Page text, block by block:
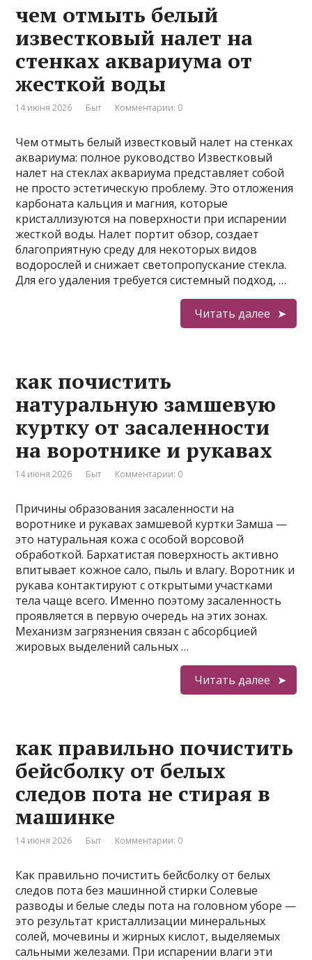
чем отмыть белый
известковый налет на
стенках аквариума от
жесткой воды
14 июня 2026 Быт Комментарии: 0
Чем отмыть белый известковый налет на стенках
аквариума: полное руководство Известковый
налет на стеклах аквариума представляет собой
не просто эстетическую проблему. Это отложения
карбоната кальция и магния, которые
кристаллизуются на поверхности при испарении
жесткой воды. Налет портит обзор, создает
благоприятную среду для некоторых видов
водорослей и снижает светопропускание стекла.
Для его удаления требуется системный подход, …
Читать далее
как почистить
натуральную замшевую
куртку от засаленности
на воротнике и рукавах
14 июня 2026 Быт Комментарии: 0
Причины образования засаленности на
воротнике и рукавах замшевой куртки Замша —
это натуральная кожа с особой ворсовой
обработкой. Бархатистая поверхность активно
впитывает кожное сало, пыль и влагу. Воротник и
рукава контактируют с открытыми участками
тела чаще всего. Именно поэтому засаленность
проявляется в первую очередь на этих зонах.
Механизм загрязнения связан с абсорбцией
жировых выделений сальных …
Читать далее
как правильно почистить
бейсболку от белых
следов пота не стирая в
машинке
14 июня 2026 Быт Комментарии: 0
Как правильно почистить бейсболку от белых
следов пота без машинной стирки Солевые
разводы и белые следы пота на головном уборе —
это результат кристаллизации минеральных
солей, мочевины и жирных кислот, выделяемых
сальными железами. При испарении влаги эти